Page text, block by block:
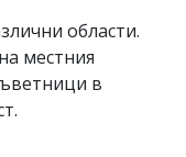
области.
местния
в